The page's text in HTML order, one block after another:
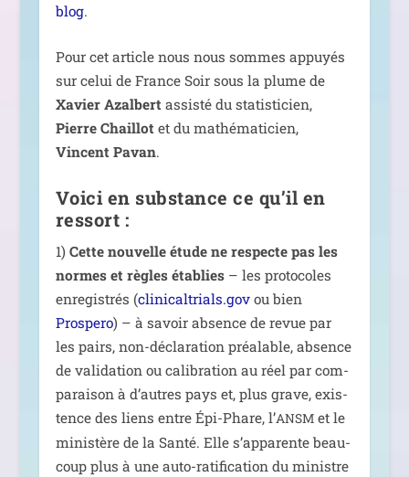
blog.
Pour cet article nous nous sommes appuyés
sur celui de France Soir sous la plume de
Xavier Azalbert assis­té du sta­tis­ti­cien,
Pierre Chaillot et du mathé­ma­ti­cien,
Vincent Pavan.
Voici en substance ce qu’il en
ressort :
1) Cette nou­velle étude ne res­pecte pas les
normes et règles éta­blies– les pro­to­coles
enre­gis­trés (clinicaltrials.govou bien
Prospero) – à savoir absence de revue par
les pairs, non-décla­ra­tion préa­lable, absence
de vali­da­tion ou cali­bra­tion au réel par com­
pa­rai­son à d’autres pays et, plus grave, exis­
tence des liens entre Épi-Phare, l’ANSMet le
minis­tère de la Santé. Elle s’apparente beau­
coup plus à une auto-rati­fi­ca­tion du ministre